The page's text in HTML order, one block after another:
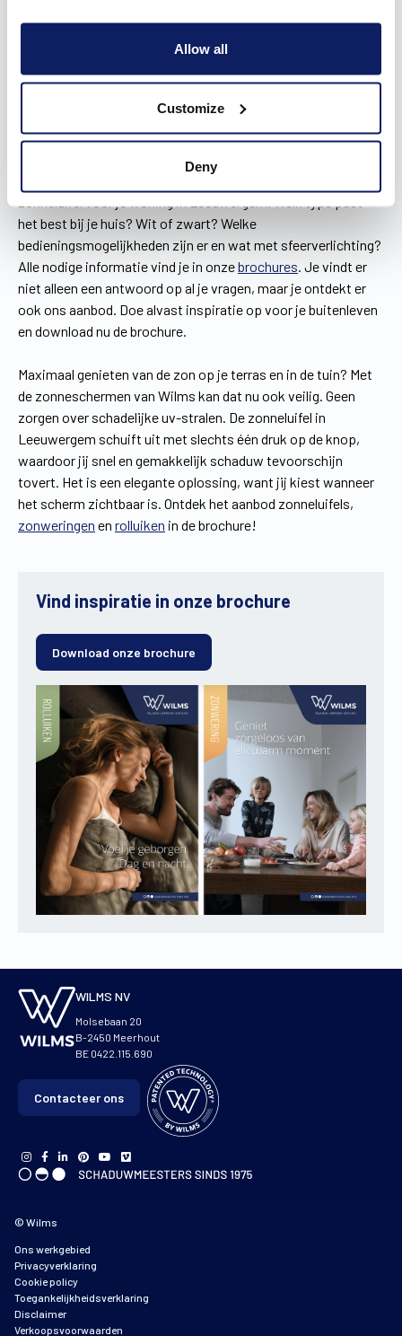
Allow all
Customize
Deny
Doe inspiratie op voor je zonneluifel in
Leeuwergem
Je begint niet ondoordacht aan je zoektocht naar een
het best bij je huis? Wit of zwart? Welke
bedieningsmogelijkheden zijn er en wat met sfeerverlichting?
Alle nodige informatie vind je in onzebrochures. Je vindt er
niet alleen een antwoord op al je vragen, maar je ontdekt er
ook ons aanbod. Doe alvast inspiratie op voor je buitenleven
en download nu de brochure.
Maximaal genieten van de zon op je terras en in de tuin? Met
de zonneschermen van Wilms kan dat nu ook veilig. Geen
zorgen over schadelijke uv-stralen. De zonneluifel in
Leeuwergem schuift uit met slechts één druk op de knop,
waardoor jij snel en gemakkelijk schaduw tevoorschijn
tovert. Het is een elegante oplossing, want jij kiest wanneer
het scherm zichtbaar is. Ontdek het aanbod zonneluifels,
zonweringen en rolluiken in de brochure!
Vind inspiratie in onze brochure
Download onze brochure
WILMS NV
Molsebaan 20
B-2450 Meerhout
BE 0422.115.690
Contacteer ons
© Wilms
Ons werkgebied
Privacyverklaring
Cookie policy
Toegankelijkheidsverklaring
Disclaimer
Verkoopsvoorwaarden